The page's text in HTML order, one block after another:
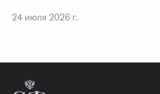
24 июля 2026 г.